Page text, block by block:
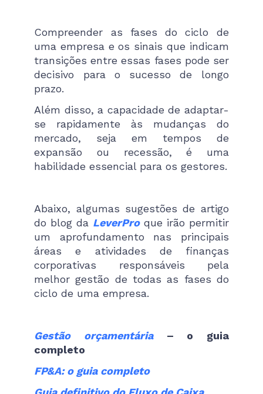
Compreender as fases do ciclo de
uma empresa e os sinais que indicam
transições entre essas fases pode ser
decisivo para o sucesso de longo
prazo.
Além disso, a capacidade de adaptar-
se rapidamente às mudanças do
mercado, seja em tempos de
expansão ou recessão, é uma
habilidade essencial para os gestores.
Abaixo, algumas sugestões de artigo
do blog da LeverProque irão permitir
um aprofundamento nas principais
áreas e atividades de finanças
corporativas responsáveis pela
melhor gestão de todas as fases do
ciclo de uma empresa.
Gestão orçamentária
– o guia
completo
FP&A: o guia completo